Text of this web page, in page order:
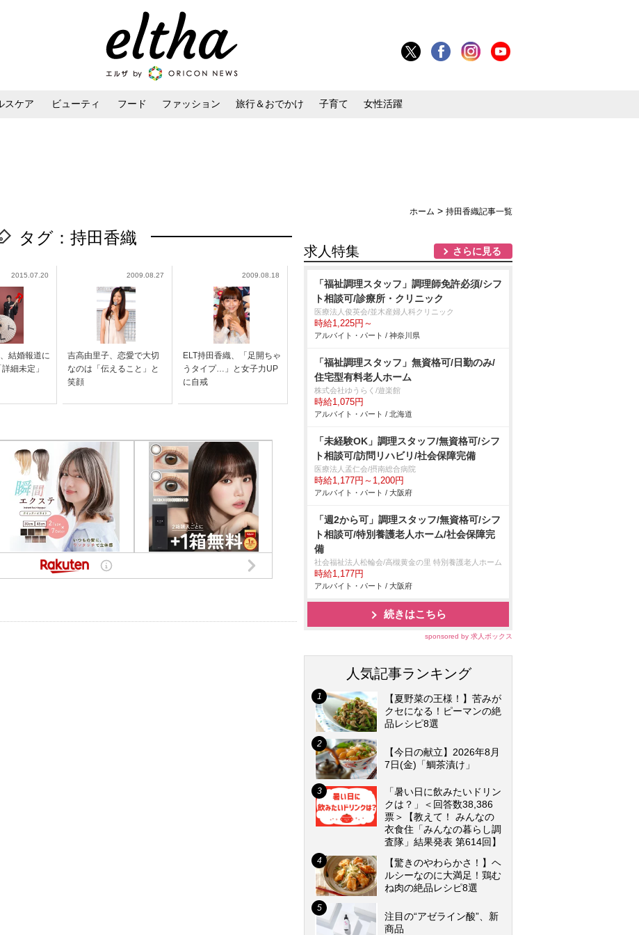
スケア ビューティ フード ファッション 旅行＆おでかけ 子育て 女性活躍
ホーム > 持田香織記事一覧
タグ：持田香織
2015.07.20
結婚報道に
細未定」
2009.08.27
吉高由里子、恋愛で大切
なのは「伝えること」と
笑顔
2009.08.18
ELT持田香織、「足開ちゃ
うタイプ…」と女子力UP
に自戒
求人特集 さらに見る
「福祉調理スタッフ」調理師免許必須/シフ
ト相談可/診療所・クリニック
医療法人俊英会/並木産婦人科クリニック
時給1,225円～
アルバイト・パート / 神奈川県
「福祉調理スタッフ」無資格可/日勤のみ/
住宅型有料老人ホーム
株式会社ゆうらく/遊楽館
時給1,075円
アルバイト・パート / 北海道
「未経験OK」調理スタッフ/無資格可/シフ
ト相談可/訪問リハビリ/社会保障完備
医療法人孟仁会/摂南総合病院
時給1,177円～1,200円
アルバイト・パート / 大阪府
「週2から可」調理スタッフ/無資格可/シフ
ト相談可/特別養護老人ホーム/社会保障完
備
社会福祉法人松輪会/高槻黄金の里 特別養護老人ホーム
時給1,177円
アルバイト・パート / 大阪府
続きはこちら
sponsored by 求人ボックス
人気記事ランキング
【夏野菜の王様！】苦みが
クセになる！ピーマンの絶
品レシピ8選
【今日の献立】2026年8月
7日(金)「鯛茶漬け」
「暑い日に飲みたいドリン
クは？」＜回答数38,386
票＞【教えて！ みんなの
衣食住「みんなの暮らし調
査隊」結果発表 第614回】
【驚きのやわらかさ！】ヘ
ルシーなのに大満足！鶏む
ね肉の絶品レシピ8選
注目の“アゼライン酸”、新
商品